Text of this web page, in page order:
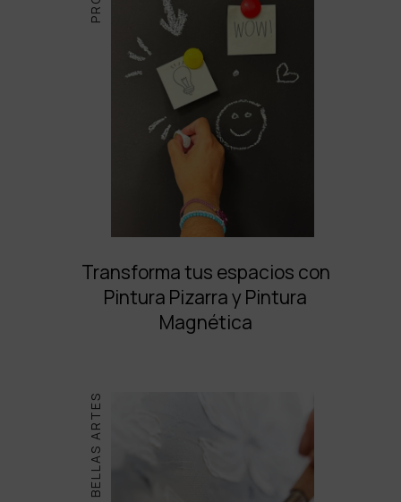
Transforma tus espacios con
Pintura Pizarra y Pintura
Magnética
BELLAS ARTES